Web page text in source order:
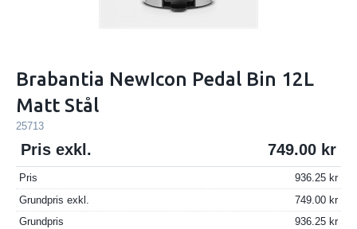
Brabantia NewIcon Pedal Bin 12L
Matt Stål
25713
Pris exkl. 749.00
Pris
936.25
Grundpris exkl.
749.00
Grundpris
936.25